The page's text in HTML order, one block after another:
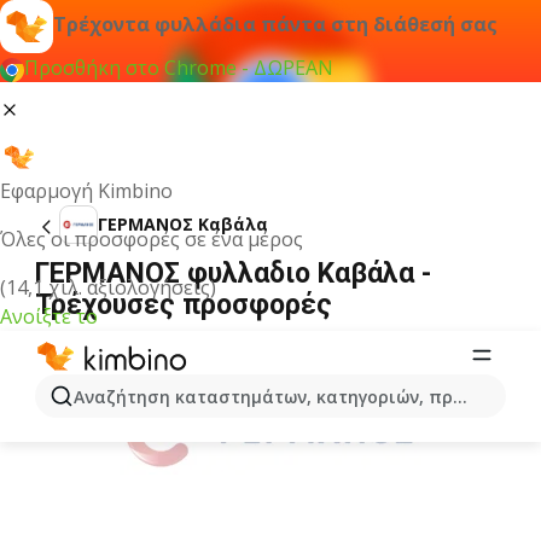
Τρέχοντα φυλλάδια πάντα στη διάθεσή σας
Προσθήκη στο Chrome - ΔΩΡΕΑΝ
Εφαρμογή Kimbino
Όλες οι προσφορές σε ένα μέρος
(14,1 χιλ. αξιολογήσεις)
Ανοίξτε το
Αναζήτηση καταστημάτων, κατηγοριών, προϊόντων...
ΓΕΡΜΑΝΟΣ Καβάλα
ΓΕΡΜΑΝΟΣ φυλλαδιο Καβάλα -
Τρέχουσες προσφορές